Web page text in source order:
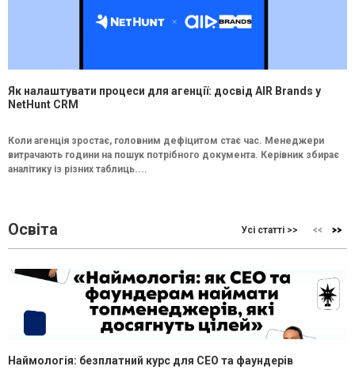
Як налаштувати процеси для агенції: досвід AIR Brands у
NetHunt CRM
Коли агенція зростає, головним дефіцитом стає час. Менеджери
витрачають години на пошук потрібного документа. Керівник збирає
аналітику із різних таблиць....
Освіта Усі статті >>
Наймологія: безплатний курс для CEO та фаундерів